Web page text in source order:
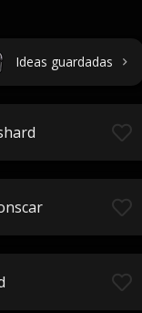
Ideas guardadas